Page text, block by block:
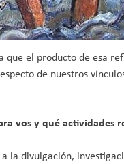
el producto de esa
de nuestros
vos y qué actividades
la divulgación,